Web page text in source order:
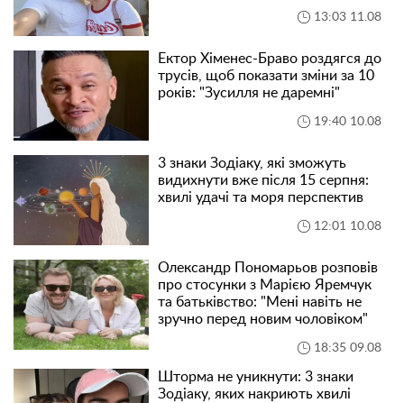
13:03 11.08
Ектор Хіменес-Браво роздягся до
трусів, щоб показати зміни за 10
років: "Зусилля не даремні"
19:40 10.08
3 знаки Зодіаку, які зможуть
видихнути вже після 15 серпня:
хвилі удачі та моря перспектив
12:01 10.08
Олександр Пономарьов розповів
про стосунки з Марією Яремчук
та батьківство: "Мені навіть не
зручно перед новим чоловіком"
18:35 09.08
Шторма не уникнути: 3 знаки
Зодіаку, яких накриють хвилі